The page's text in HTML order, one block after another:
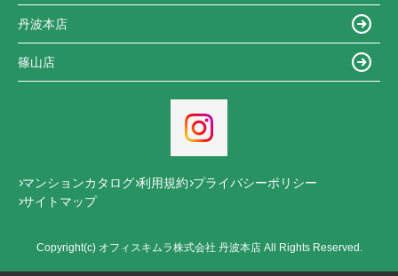
丹波本店
篠山店
マンションカタログ 利用規約 プライバシーポリシー
サイトマップ
Copyright(c) オフィスキムラ株式会社 丹波本店 All Rights Reserved.